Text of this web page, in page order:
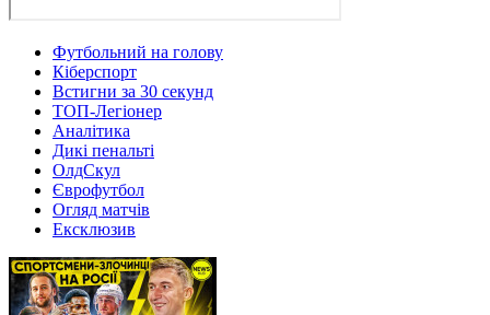
Футбольний на голову
Кіберспорт
Встигни за 30 секунд
ТОП-Легіонер
Аналітика
Дикі пенальті
ОлдСкул
Єврофутбол
Огляд матчів
Ексклюзив